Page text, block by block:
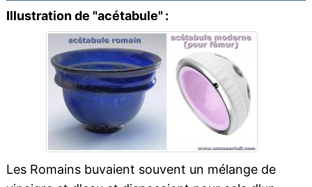
Illustration de "acétabule" :
Les Romains buvaient souvent un mélange de